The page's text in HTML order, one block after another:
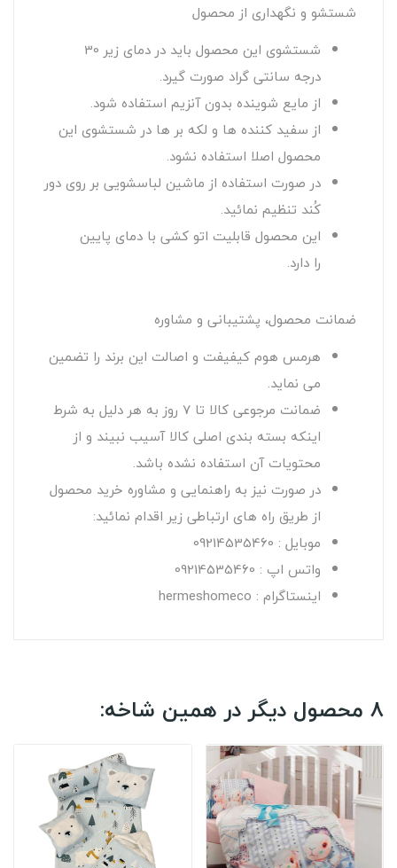
شستشو و نگهداری از محصول
شستشوی این محصول باید در دمای زیر 30
درجه سانتی گراد صورت گیرد.
از مایع شوینده بدون آنزیم استفاده شود.
از سفید کننده ها و لکه بر ها در شستشوی این
محصول اصلا استفاده نشود.
در صورت استفاده از ماشین لباسشویی بر روی دور
کُند تنظیم نمائید.
این محصول قابلیت اتو کشی با دمای پایین
را دارد.
ضمانت محصول، پشتیبانی و مشاوره
هرمس هوم کیفیفت و اصالت این برند را تضمین
می نماید.
ضمانت مرجوعی کالا تا 7 روز به هر دلیل به شرط
اینکه بسته بندی اصلی کالا آسیب نبیند و از
محتویات آن استفاده نشده باشد.
در صورت نیز به راهنمایی و مشاوره خرید محصول
از طریق راه های ارتباطی زیر اقدام نمائید:
موبایل : 09214535460
واتس اپ : 09214535460
اینستاگرام : hermeshomeco
8 محصول دیگر در همین شاخه: